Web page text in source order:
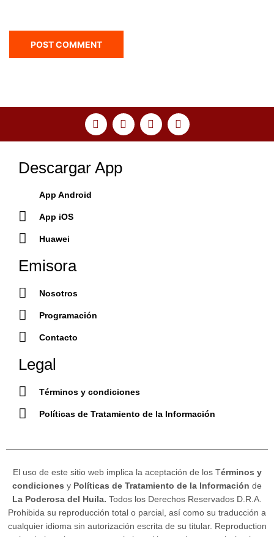
Descargar App
App Android
App iOS
Huawei
Emisora
Nosotros
Programación
Contacto
Legal
Términos y condiciones
Políticas de Tratamiento de la Información
El uso de este sitio web implica la aceptación de los Términos y
condiciones y Políticas de Tratamiento de la Información de
La Poderosa del Huila. Todos los Derechos Reservados D.R.A.
Prohibida su reproducción total o parcial, así como su traducción a
cualquier idioma sin autorización escrita de su titular. Reproduction